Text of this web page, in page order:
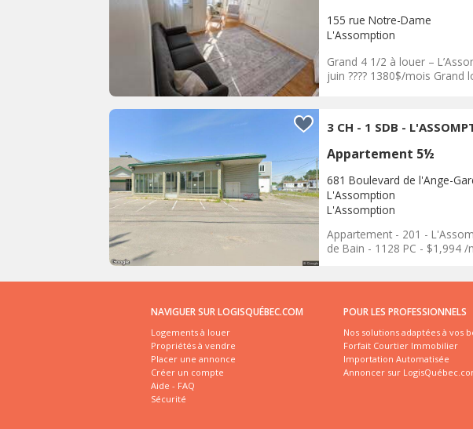
155 rue Notre-Dame
L'Assomption
Grand 4 1/2 à louer –
juin ???? 1380$/mois Grand
3 CH - 1 SDB -
Appartement 5½
681 Boulevard de l'Ange-
L'Assomption
L'Assomption
Appartement - 201 -
de Bain - 1128 PC - $1,994 /
NAVIGUER SUR LOGISQUÉBEC.COM
Logements à louer
Propriétés à vendre
Placer une annonce
Créer un compte
Aide - FAQ
Sécurité
POUR LES PROFESSIONNELS
Nos solutions adaptées à vos
Forfait Courtier Immobilier
Importation Automatisée
Annoncer sur